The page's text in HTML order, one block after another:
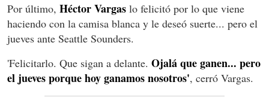
Por último, Héctor Vargas lo felicitó por lo que viene
haciendo con la camisa blanca y le deseó suerte... pero el
jueves ante Seattle Sounders.
'Felicitarlo. Que sigan a delante. Ojalá que ganen... pero
el jueves porque hoy ganamos nosotros', cerró Vargas.